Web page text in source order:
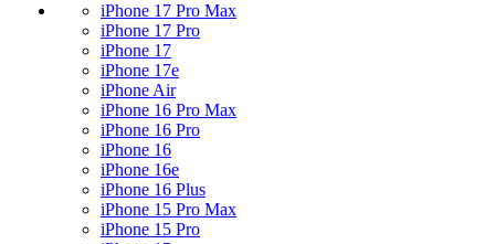
iPhone 17 Pro Max
iPhone 17 Pro
iPhone 17
iPhone 17e
iPhone Air
iPhone 16 Pro Max
iPhone 16 Pro
iPhone 16
iPhone 16e
iPhone 16 Plus
iPhone 15 Pro Max
iPhone 15 Pro